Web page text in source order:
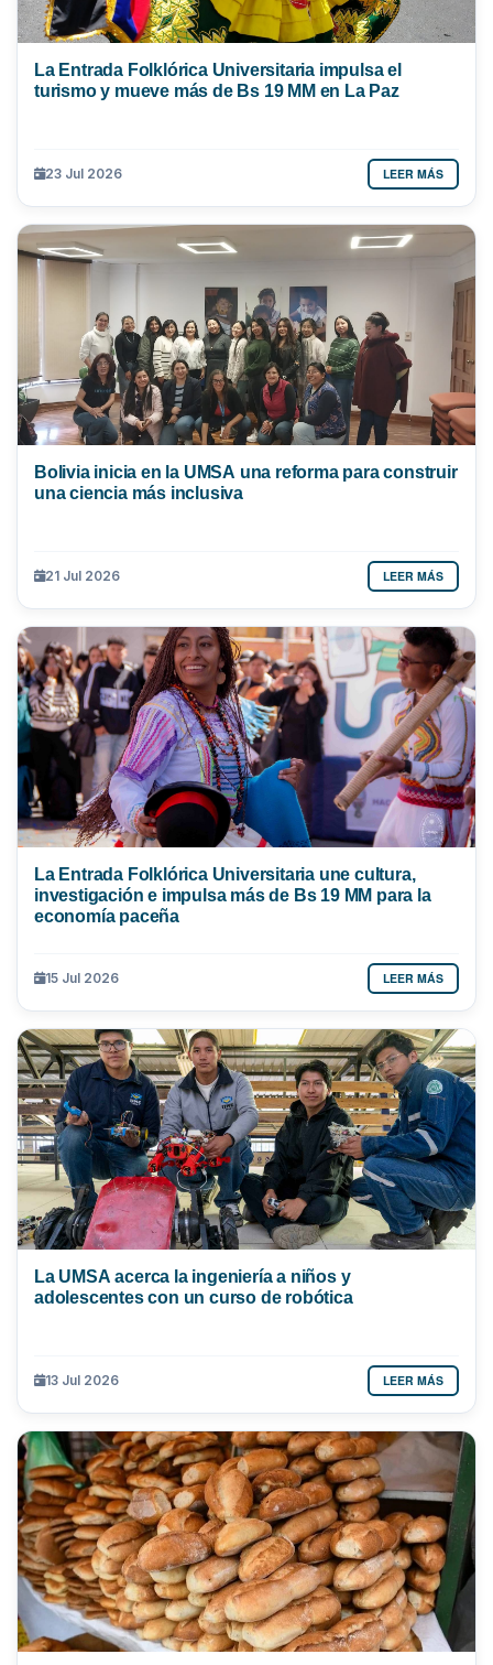
La Entrada Folklórica Universitaria impulsa el
turismo y mueve más de Bs 19 MM en La Paz
23 Jul 2026 LEER MÁS
Bolivia inicia en la UMSA una reforma para construir
una ciencia más inclusiva
21 Jul 2026 LEER MÁS
La Entrada Folklórica Universitaria une cultura,
investigación e impulsa más de Bs 19 MM para la
economía paceña
15 Jul 2026 LEER MÁS
La UMSA acerca la ingeniería a niños y
adolescentes con un curso de robótica
13 Jul 2026 LEER MÁS